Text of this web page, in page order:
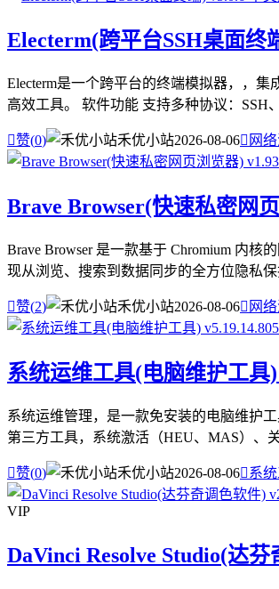
Electerm(跨平台SSH桌面终
Electerm是一个跨平台的终端模拟器，，
高效工具。 软件功能 支持多种协议：SSH
赞(0) 禾优小站2026-08-06 网
Brave Browser(快速私密网
Brave Browser 是一款基于 Chromium 内
现从浏览、搜索到数据同步的全方位隐私保
赞(2) 禾优小站2026-08-06 网
系统运维工具(电脑维护工具
系统运维管理，是一款免安装的电脑维护
第三方工具，系统激活（HEU、MAS）、
赞(0) 禾优小站2026-08-06系
VIP
DaVinci Resolve Studio(达